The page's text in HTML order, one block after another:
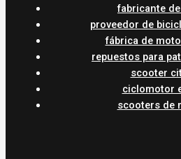
fabricante
proveedor de
fábrica de
repuestos para
scooter
ciclomotor
scooters de